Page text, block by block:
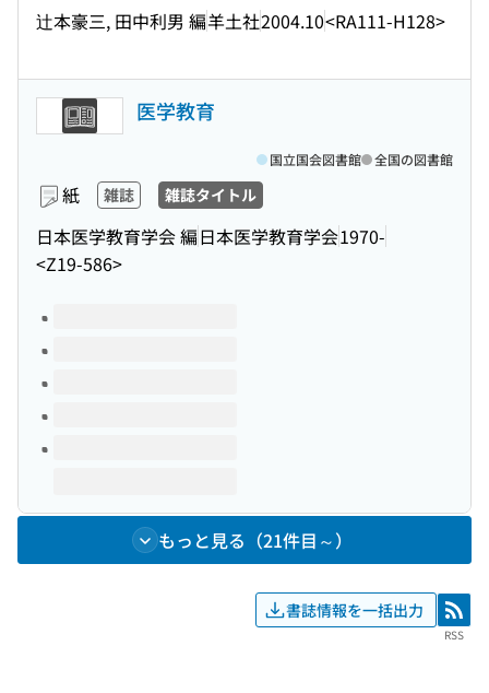
辻本豪三, 田中利男 編羊土社2004.10<RA111-H128>
医学教育
紙 雑誌 雑誌タイトル
日本医学教育学会 編日本医学教育学会1970-
<Z19-586>
国立国会図書館 全国の図書館
このタイトルの巻号
もっと見る（21件目～）
書誌情報を一括出力 RSS
RSS